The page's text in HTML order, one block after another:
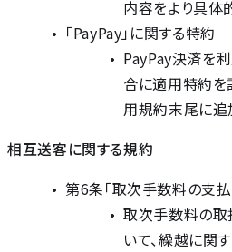
内容をより具体
「PayPay」に関する特約
PayPay決済を
合に適用特約を
用規約末尾に追
相互送客に関する規約
第6条「取次⼿数料の⽀払
取次手数料の取
いて、繰越に関